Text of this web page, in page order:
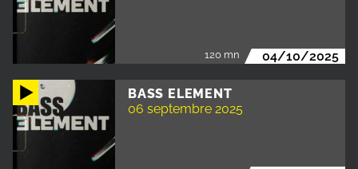
120 mn 04/10/2025
BASS ELEMENT
06 septembre 2025